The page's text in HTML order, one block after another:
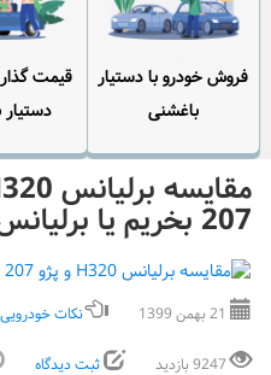
فروش خودرو با دستیار
باغشنی
قیمت
207 بخریم یا برلیانس H320 ؟
21 بهمن 1399 نکات
9247 بازدید ثبت دیدگاه